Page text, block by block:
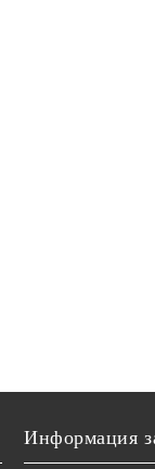
Информация